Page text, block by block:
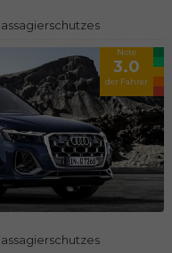
Note
3.0
der Fahrer